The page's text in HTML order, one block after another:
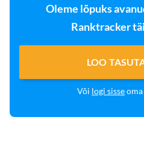
Oleme lõpuks
Ranktracker
LOO
Või logi sisse